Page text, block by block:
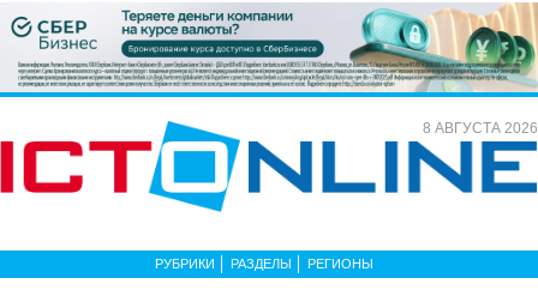
8 АВГУСТА 2026
РУБРИКИ РАЗДЕЛЫ РЕГИОНЫ